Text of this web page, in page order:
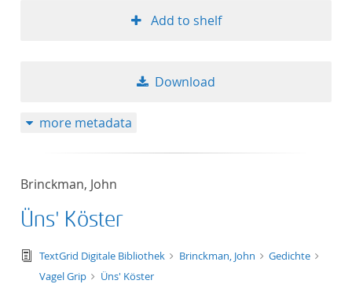
Add to shelf
Download
more metadata
Brinckman, John
Üns' Köster
text/tg.edition+tg.aggregation+xml
TextGrid Digitale Bibliothek Brinckman, John
Gedichte
Vagel Grip
Üns' Köster